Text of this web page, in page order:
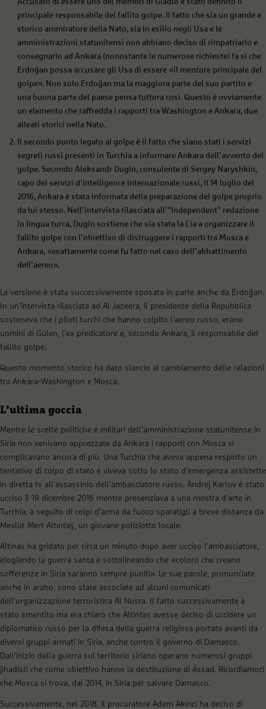
Accusato di essere uno dei membri di Gladio è stato definito il
principale responsabile del fallito golpe. Il fatto che sia un grande e
storico ammiratore della Nato, sia in esilio negli Usa e le
amministrazioni statunitensi non abbiano deciso di rimpatriarlo e
consegnarlo ad Ankara (nonostante le numerose richieste) fa sì che
Erdoğan possa accusare gli Usa di essere «il mentore principale del
golpe». Non solo Erdoğan ma la maggiora parte del suo partito e
una buona parte del paese pensa tuttora così. Questo è ovviamente
un elemento che raffredda i rapporti tra Washington e Ankara, due
alleati storici nella Nato.
Il secondo punto legato al golpe è il fatto che siano stati i servizi
segreti russi presenti in Turchia a informare Ankara dell’avvento del
golpe. Secondo Aleksandr Dugin, consulente di Sergey Naryshkin,
capo dei servizi d’intelligence internazionale russi, il 14 luglio del
2016, Ankara è stata informata della preparazione del golpe proprio
da lui stesso. Nell’intervista rilasciata all’“Independent” redazione
in lingua turca, Dugin sostiene che sia stata la Cia a organizzare il
fallito golpe con l’obiettivo di distruggere i rapporti tra Mosca e
Ankara, «esattamente come fu fatto nel caso dell’abbattimento
dell’aereo».
La versione è stata successivamente sposata in parte anche da Erdoğan.
In un’intervista rilasciata ad Al Jazeera, il presidente della Repubblica
sosteneva che i piloti turchi che hanno colpito l’aereo russo, erano
uomini di Gülen, l’ex predicatore e, secondo Ankara, il responsabile del
fallito golpe.
Questo momento storico ha dato slancio al cambiamento delle relazioni
tra Ankara-Washington e Mosca.
L’ultima goccia
Mentre le scelte politiche e militari dell’amministrazione statunitense in
Siria non venivano apprezzate da Ankara i rapporti con Mosca si
complicavano ancora di più. Una Turchia che aveva appena respinto un
tentativo di colpo di stato e viveva sotto lo stato d’emergenza assistette
in diretta tv all’assassinio dell’ambasciatore russo. Andrej Karlov è stato
ucciso il 19 dicembre 2016 mentre presenziava a una mostra d’arte in
Turchia, a seguito di colpi d’arma da fuoco sparatigli a breve distanza da
Mevlüt Mert Altıntaş, un giovane poliziotto locale.
Altinas ha gridato per circa un minuto dopo aver ucciso l’ambasciatore,
elogiando la guerra santa e sottolineando che «coloro che creano
sofferenze in Siria saranno sempre puniti». Le sue parole, pronunciate
anche in arabo, sono state associate ad alcuni comunicati
dell’organizzazione terroristica Al Nusra. Il fatto successivamente è
stato smentito ma era chiaro che Altintas avesse deciso di uccidere un
diplomatico russo per la difesa della guerra religiosa portata avanti da
diversi gruppi armati in Siria, anche contro il governo di Damasco.
Dall’inizio della guerra sul territorio siriano operano numerosi gruppi
jihadisti che come obiettivo hanno la destituzione di Assad. Ricordiamoci
che Mosca si trova, dal 2014, in Siria per salvare Damasco.
Successivamente, nel 2018, il procuratore Adem Akinci ha deciso di